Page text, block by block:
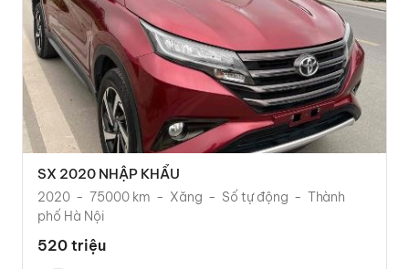
SX 2020 NHẬP KHẨU
2020 75000 km Xăng Số tự động
Thành
phố Hà Nội
520 triệu